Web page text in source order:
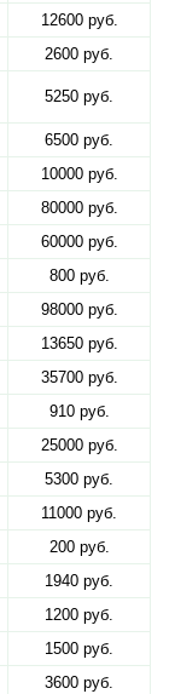
12600 руб.
2600 руб.
5250 руб.
6500 руб.
10000 руб.
80000 руб.
60000 руб.
800 руб.
98000 руб.
13650 руб.
35700 руб.
910 руб.
25000 руб.
5300 руб.
11000 руб.
200 руб.
1940 руб.
1200 руб.
1500 руб.
3600 руб.